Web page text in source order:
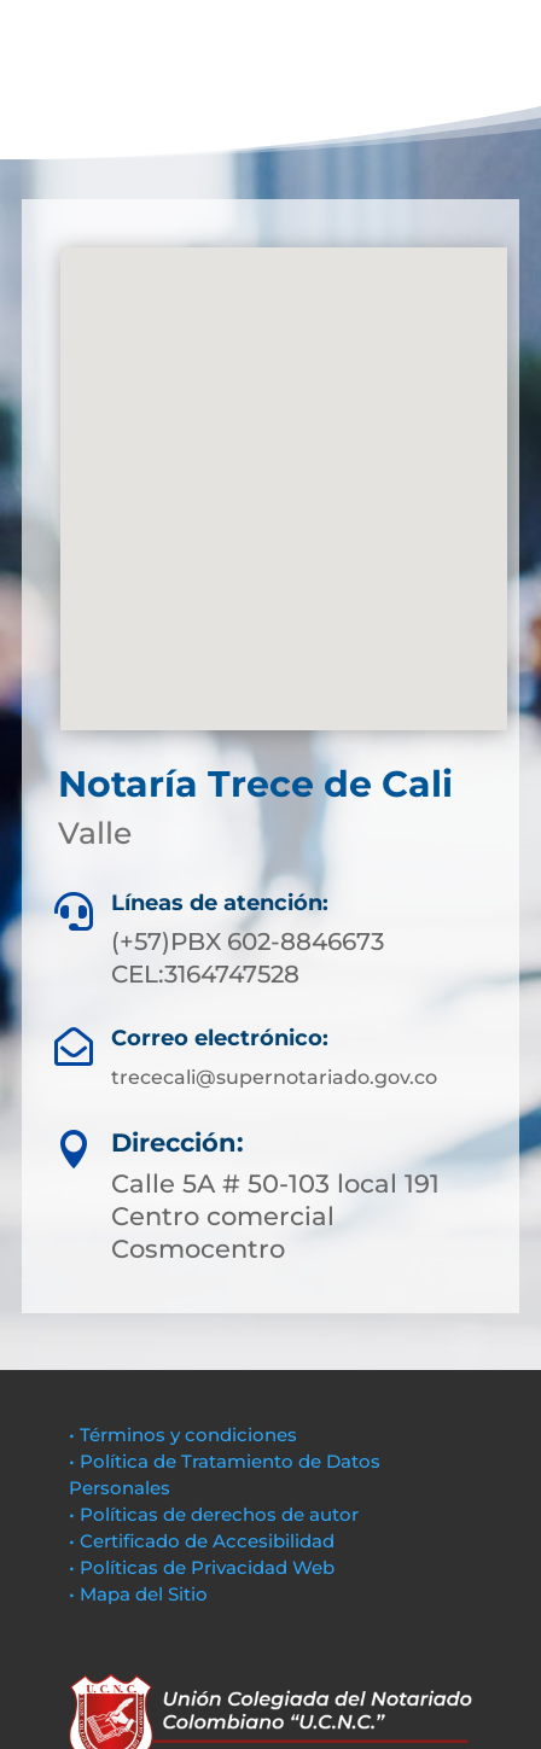
Notaría Trece de Cali
Valle
 Líneas de atención:
(+57)PBX 602-8846673
CEL:3164747528
 Correo electrónico:
trececali@supernotariado.gov.co

Dirección:
Calle 5A # 50-103 local 191
Centro comercial
Cosmocentro
• Términos y condiciones
• Política de Tratamiento de Datos
Personales
• Políticas de derechos de autor
• Certificado de Accesibilidad
• Políticas de Privacidad Web
• Mapa del Sitio